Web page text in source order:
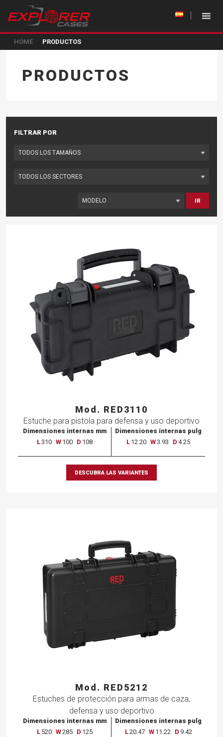
HOME PRODUCTOS
PRODUCTOS
FILTRAR POR
IR
Mod. RED3110
Estuche para pistola para defensa y uso deportivo
Dimensiones internas mm
L310 W 100 D 108
Dimensiones internas pulg
L 12.20 W3.93 D 4.25
DESCUBRA LAS VARIANTES
Mod. RED5212
Estuches de protección para armas de caza,
defensa y uso deportivo
Dimensiones internas mm
L 520 W285 D 125
Dimensiones internas pulg
L20.47 W 11.22 D 9.42